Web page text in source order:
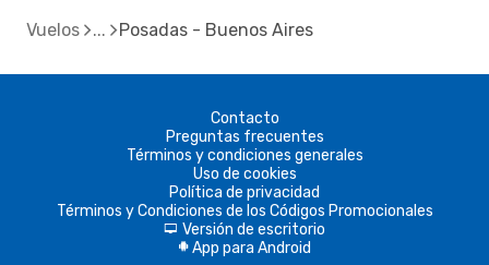
Vuelos Posadas - Buenos Aires
Contacto
Preguntas frecuentes
Términos y condiciones generales
Uso de cookies
Política de privacidad
Términos y Condiciones de los Códigos Promocionales
d Versión de escritorio
A App para Android